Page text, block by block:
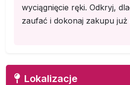
wyciągnięcie ręki. Odkryj,
zaufać i dokonaj zakupu już
Lokalizacje